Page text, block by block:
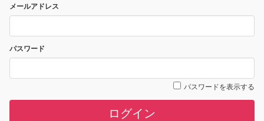
メールアドレス
パスワード
パスワードを表示する
ログイン